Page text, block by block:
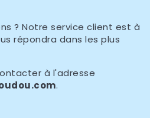
? Notre service client est à
répondra dans les plus
à l'adresse
.com.